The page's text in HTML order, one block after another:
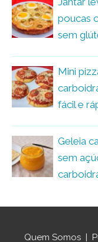
poucas
sem
Mini
fácil e
Geleia
sem
Quem Somos |